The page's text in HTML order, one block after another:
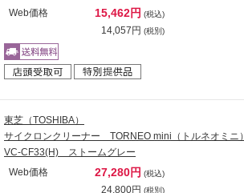
Web価格
15,462円 (税込)
14,057円 (税別)
東芝（TOSHIBA）
サイクロンクリーナー TORNEO mini（トルネオミニ）
VC-CF33(H) ストームグレー
Web価格
27,280円 (税込)
24,800円 (税別)